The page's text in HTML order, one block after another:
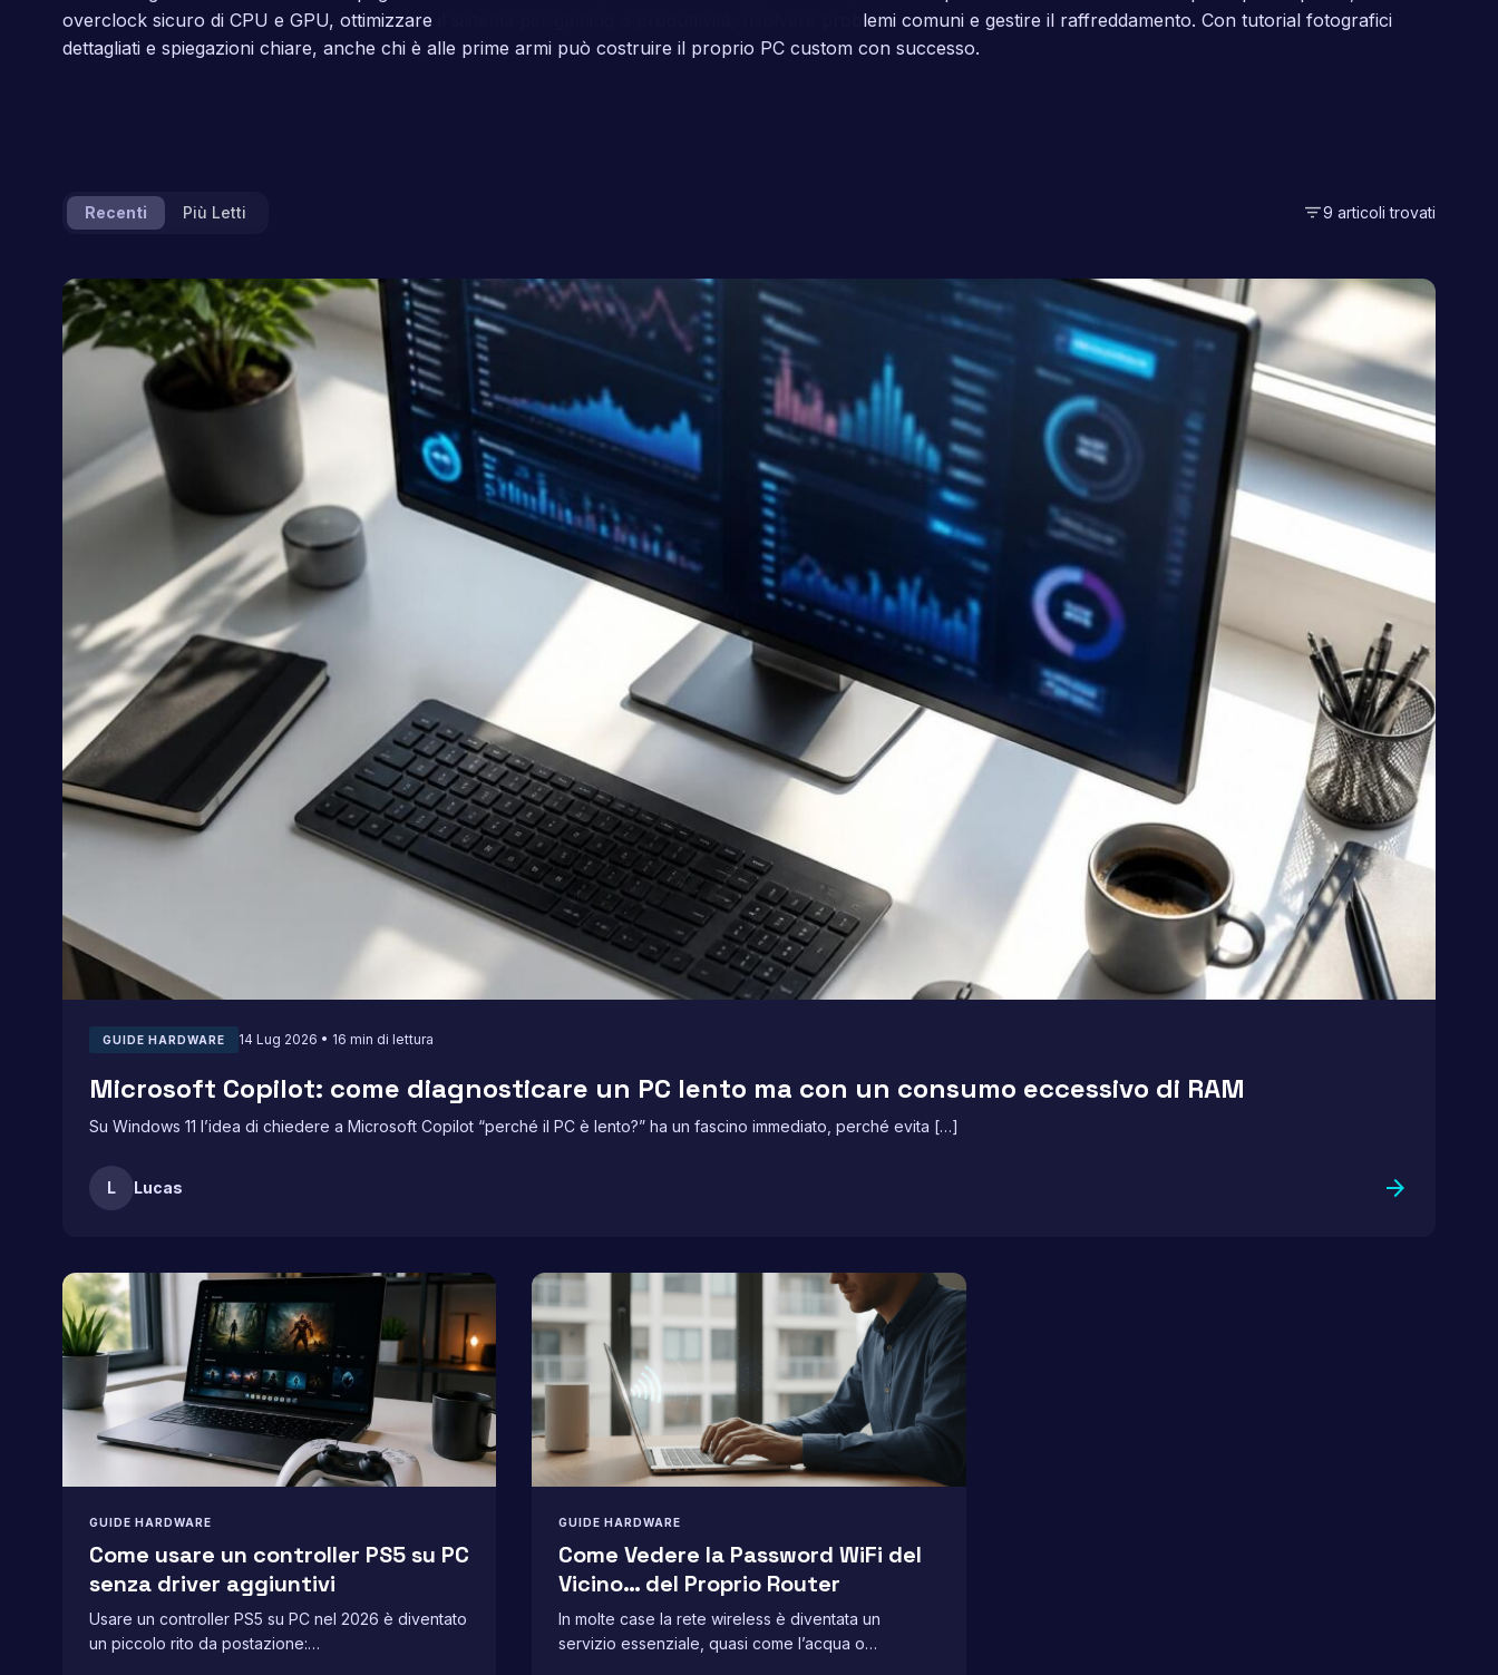
overclock sicuro di CPU e GPU, ottimizzare il sistema per gaming o produttività, risolvere problemi comuni e gestire il raffreddamento. Con tutorial fotografici
dettagliati e spiegazioni chiare, anche chi è alle prime armi può costruire il proprio PC custom con successo.
Recenti Più Letti filter_list9 articoli trovati
GUIDE HARDWARE 14 Lug 2026 • 16 min di lettura
Microsoft Copilot: come diagnosticare un PC lento ma con un consumo eccessivo di RAM
Su Windows 11 l’idea di chiedere a Microsoft Copilot “perché il PC è lento?” ha un fascino immediato, perché evita […]
L Lucas arrow_forward
GUIDE HARDWARE
Come usare un controller PS5 su PC
senza driver aggiuntivi
Usare un controller PS5 su PC nel 2026 è diventato
un piccolo rito da postazione:…
GUIDE HARDWARE
Come Vedere la Password WiFi del
Vicino… del Proprio Router
In molte case la rete wireless è diventata un
servizio essenziale, quasi come l’acqua o…